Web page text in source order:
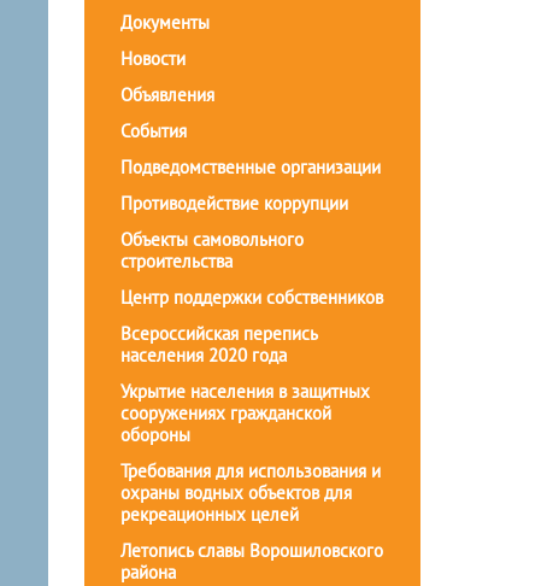
Документы
Новости
Объявления
События
Подведомственные организации
Противодействие коррупции
Объекты самовольного
строительства
Центр поддержки собственников
Всероссийская перепись
населения 2020 года
Укрытие населения в защитных
сооружениях гражданской
обороны
Требования для использования и
охраны водных объектов для
рекреационных целей
Летопись славы Ворошиловского
района